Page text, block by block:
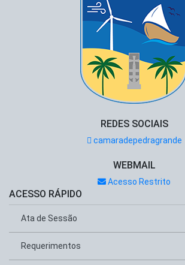
REDES SOCIAIS
camaradepedragrande
WEBMAIL
Acesso Restrito
ACESSO RÁPIDO
Ata de Sessão
Requerimentos